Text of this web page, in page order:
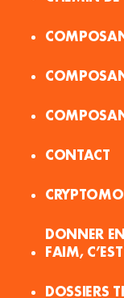
CONTACT
DONNER
FAIM,
DOSSIERS